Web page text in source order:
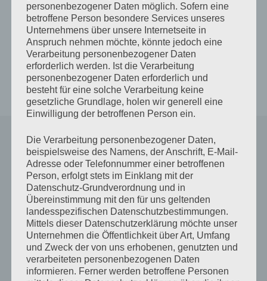
einen Stein.
Steine sind ewig,
wie meine Liebe zu dir.
Das ist der Grund.
12. März 2000 // © Antje Münch-Lieblang
Schreibe einen Kommentar
Deine E-Mail-Adresse wird nicht veröffentlicht.
Erforderliche Felder sind mit*markiert
Kommentar*
personenbezogener Daten möglich. Sofern eine
betroffene Person besondere Services unseres
Unternehmens über unsere Internetseite in
Anspruch nehmen möchte, könnte jedoch eine
Verarbeitung personenbezogener Daten
erforderlich werden. Ist die Verarbeitung
personenbezogener Daten erforderlich und
besteht für eine solche Verarbeitung keine
gesetzliche Grundlage, holen wir generell eine
Einwilligung der betroffenen Person ein.
Die Verarbeitung personenbezogener Daten,
beispielsweise des Namens, der Anschrift, E-Mail-
Adresse oder Telefonnummer einer betroffenen
Person, erfolgt stets im Einklang mit der
Datenschutz-Grundverordnung und in
Übereinstimmung mit den für uns geltenden
landesspezifischen Datenschutzbestimmungen.
Mittels dieser Datenschutzerklärung möchte unser
Unternehmen die Öffentlichkeit über Art, Umfang
und Zweck der von uns erhobenen, genutzten und
verarbeiteten personenbezogenen Daten
informieren. Ferner werden betroffene Personen